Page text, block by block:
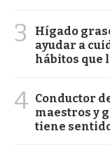
3
Hígado
ayudar a
hábitos que
4 Conductor
maestros y
tiene